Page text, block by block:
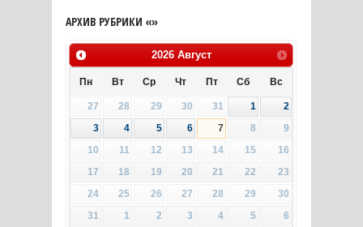
АРХИВ РУБРИКИ «»
2026 Август
Пн Вт Ср Чт Пт Сб Вс
27 28 29 30 31 1
2
3
4 5 6 7 8
9
10
11 12 13 14 15
16
17
18 19 20 21 22
23
24
25 26 27 28 29
30
31
1 2 3 4 5 6